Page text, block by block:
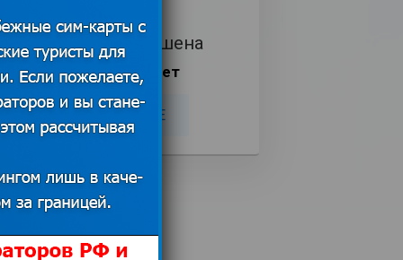
интернета разрешена
плата отсутствует
ПОДРОБНЕЕ